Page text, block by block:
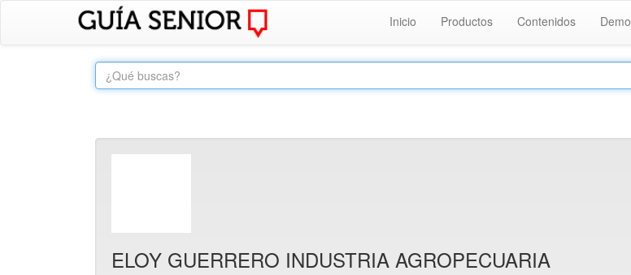
Inicio Productos Contenidos Demo
ELOY GUERRERO INDUSTRIA AGROPECUARIA